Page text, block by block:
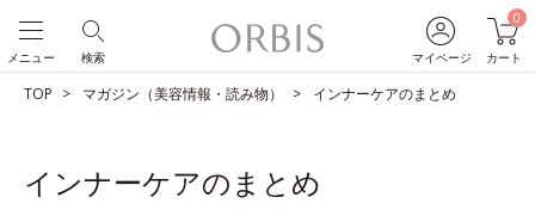
マイページ
0
カート
検索
メニュー
TOP マガジン（美容情報・読み物） インナーケアのまとめ
インナーケアのまとめ